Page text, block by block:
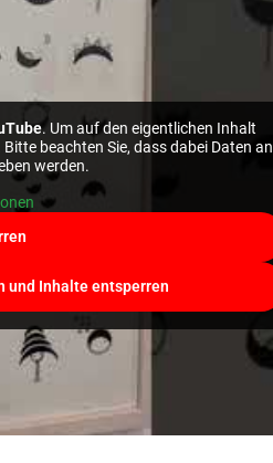
. Um auf den eigentlichen Inhalt
beachten Sie, dass dabei Daten an
werden.
und Inhalte entsperren